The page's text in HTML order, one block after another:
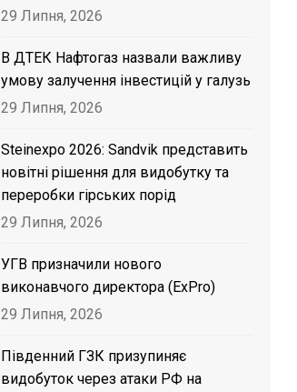
29 Липня, 2026
В ДТЕК Нафтогаз назвали важливу
умову залучення інвестицій у галузь
29 Липня, 2026
Steinexpo 2026: Sandvik представить
новітні рішення для видобутку та
переробки гірських порід
29 Липня, 2026
УГВ призначили нового
виконавчого директора (ExPro)
29 Липня, 2026
Південний ГЗК призупиняє
видобуток через атаки РФ на